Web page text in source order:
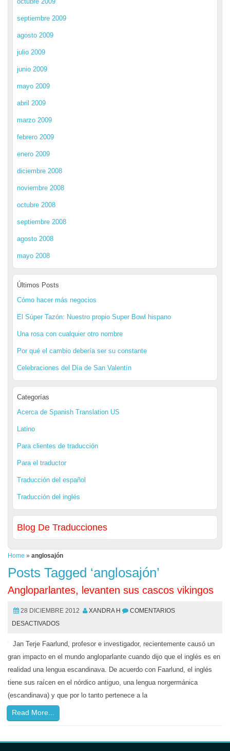
septiembre 2009
agosto 2009
julio 2009
junio 2009
mayo 2009
abril 2009
marzo 2009
febrero 2009
enero 2009
diciembre 2008
noviembre 2008
octubre 2008
septiembre 2008
agosto 2008
mayo 2008
Últimos Posts
Cómo hacer más negocios
El Súper Tazón: Nuestro propio Super Bowl hispano
Una rosa con cualquier otro nombre
Por qué el cambio debería ser su constante
Celebraciones del Día de San Valentín
Categorías
Acerca de Spanish Translation US
Latino
Para clientes de traducción
Para el traductor
Traducción del español
Traducción del inglés
Blog De Traducciones
Home » anglosajón
Posts Tagged ‘anglosajón’
Angloparlantes, levanten sus cascos vikingos
28 DICIEMBRE 2012 XANDRA H
COMENTARIOS
DESACTIVADOS
Jan Terje Faarlund, profesor e investigador, recientemente causó un
gran impacto en el mundo angloparlante cuando dijo que el inglés es en
realidad una lengua escandinava. De acuerdo con Faarlund, el inglés
tiene sus raícen en el nórdico antiguo, una lengua norgermánica
(escandinava) y que por lo tanto pertenece a la
Read More...